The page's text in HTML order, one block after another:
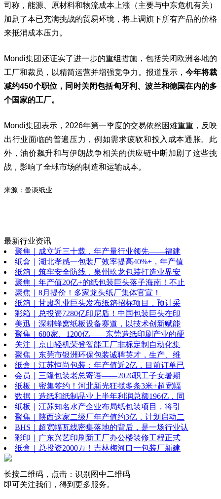
司称，能源、原材料和物流成本上涨（主要与中东危机有关）
加剧了本已充满挑战的贸易环境，将上调旗下所有产品的价格
来抵消成本压力。
Mondi集团还证实了进一步的重组措施，包括关闭欧洲各地的
工厂和裁员，以精简运营并增强竞争力。报道显示， 今年将裁
减约450个职位，同时关闭包括匈牙利、波兰和德国在内的多
个国家的工厂。
Mondi集团表示，2026年第一季度的交易依然困难重重，反映
出行业面临的普遍压力，例如需求疲软和投入成本通胀。此
外，油价飙升和与伊朗战争相关的供应链中断加剧了这些挑
战，影响了全球市场的制造和运输成本。
来源：曼谈纸业
最新行业资讯
聚焦｜成立近三十载，年产量行业领先——福建
纸盒｜湖北孝感一包装厂效率提高40%+，年产值
纸箱｜筑牢安全防线，泉州玖龙包装打造业界安
聚焦｜年产值20亿+的纸包装巨头落子海南！不止
聚焦｜8月提价！多家龙头纸厂集体官宣！
纸箱｜甘肃乳业巨头发布纸箱招标项目，预计采
彩箱｜总投资7280亿印尼盾！中国包装巨头在印
美迅｜深耕蜂窝纸板设备赛道，以技术创新赋能
聚焦｜680家、1200亿——东莞造纸印刷产业的硬
关注｜京山轻机荣登智能工厂非标定制自动化集
聚焦｜东莞市银洲环保包装诚聘英才，生产、维
纸盒｜江苏恒尚包装：年产值近2亿，目前订单已
会员｜三隆包装老总寄语——2026职工子女暑期
纸板｜密集签约！河北新光狂揽多条3米+超宽幅
数据｜造纸和纸制品业上半年利润总额196亿，同
纸板｜江苏知名水产企业布局纸包装项目，将引
聚焦｜陕西这家二级厂年产值约3亿，计划启动二
BHS｜超宽幅瓦线密集落地的背后，是一场行业认
彩印｜广东兴艺印刷新工厂办公楼装修工程正式
纸盒｜总投资2000万！吉林梅河口一包装厂新建
长按二维码，点击：识别图中二维码
即可关注我们，得到更多服务。